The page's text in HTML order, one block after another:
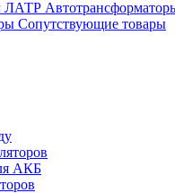
Сопутствующие товары
АКБ